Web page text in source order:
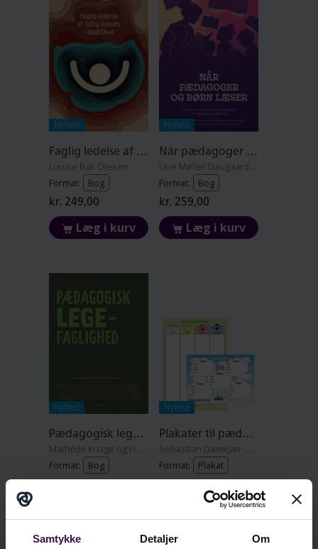
Samtykke Detaljer Om
Nyhed
Faglig ledelse af tidlig indsats i dagtilbud
Louise Bak Olesen
Format:
Bog
kr. 249,00
Læg i kurv
Nyhed
Når pædagoger og børn læser
Line Møller Daugaard, Sara Dørken Christiansen, Irene Salling Kristensen og Torkil Østerbye
Format:
Bog
kr. 259,00
Læg i kurv
Nyhed
Pædagogisk legefaglighed
Mathilde Knage og Frederik Zeuthen
Format:
Bog
kr. 299,00
Nyhed
Plakater til pædagogisk organisering i dagtilbud (2 stk.)
Sebastian Damkjær-Ohlsen
Format:
Plakat
kr. 449,00
Læg i kurv